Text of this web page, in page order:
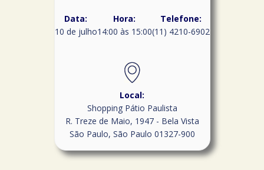
Data:
10 de julho
Hora:
14:00 às 15:00
Telefone:
(11) 4210-6902
Local:
Shopping Pátio Paulista
R. Treze de Maio, 1947 - Bela Vista
São Paulo, São Paulo 01327-900